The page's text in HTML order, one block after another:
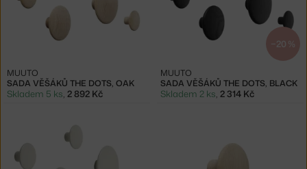
SADA VĚŠÁKŮ THE DOTS, OAK
MUUTO
Skladem 5 ks 2 892 Kč
−20 %
SADA VĚŠÁKŮ THE DOTS, BLACK
MUUTO
Skladem 2 ks 2 314 Kč